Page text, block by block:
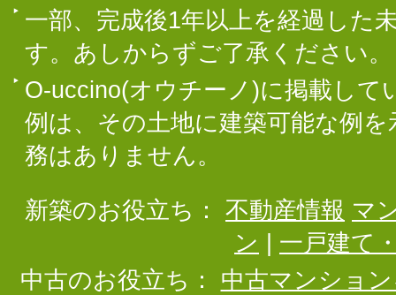
一部、完成後1年以上を経過した
す。あしからずご了承ください。
O-uccino(オウチーノ)に掲載して
例は、その土地に建築可能な例
務はありません。
新築のお役立ち： 不動産情報 マ
ン
一戸建て
中古のお役立ち：
中古マンショ